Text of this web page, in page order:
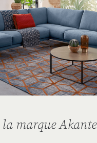
marque Akante